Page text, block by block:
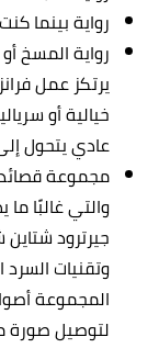
رواية بينما
رواية المسخ
يرتكز عمل
خيالية أو
عادي يتحول
مجموعة قصائد
والتي غالبًا
جيرترود
وتقنيات
المجموعة
لتوصيل صورة